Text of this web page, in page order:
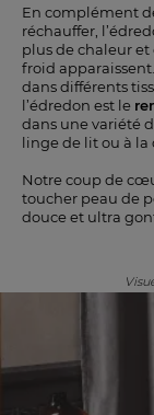
En complément
réchauffer,
plus de chaleur et
froid
dans différents
l’édredon est le
dans une variété
linge de lit ou à la
Notre coup de
toucher peau de
douce et ultra